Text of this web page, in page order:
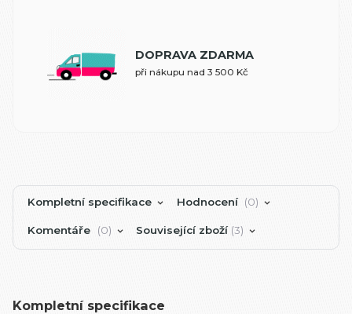
DOPRAVA ZDARMA
při nákupu nad 3 500 Kč
Kompletní specifikace Hodnocení 0
Komentáře 0 Související zboží 3
Kompletní specifikace